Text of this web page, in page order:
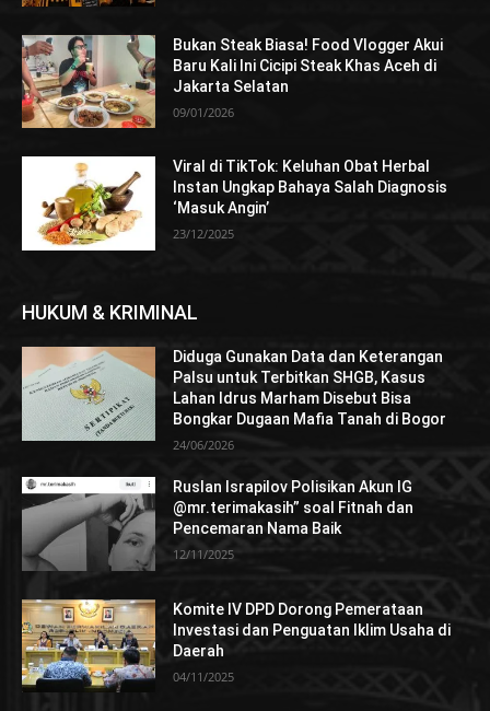
Bukan Steak Biasa! Food Vlogger Akui
Baru Kali Ini Cicipi Steak Khas Aceh di
Jakarta Selatan
09/01/2026
Viral di TikTok: Keluhan Obat Herbal
Instan Ungkap Bahaya Salah Diagnosis
‘Masuk Angin’
23/12/2025
HUKUM & KRIMINAL
Diduga Gunakan Data dan Keterangan
Palsu untuk Terbitkan SHGB, Kasus
Lahan Idrus Marham Disebut Bisa
Bongkar Dugaan Mafia Tanah di Bogor
24/06/2026
Ruslan Israpilov Polisikan Akun IG
@mr.terimakasih” soal Fitnah dan
Pencemaran Nama Baik
12/11/2025
Komite IV DPD Dorong Pemerataan
Investasi dan Penguatan Iklim Usaha di
Daerah
04/11/2025